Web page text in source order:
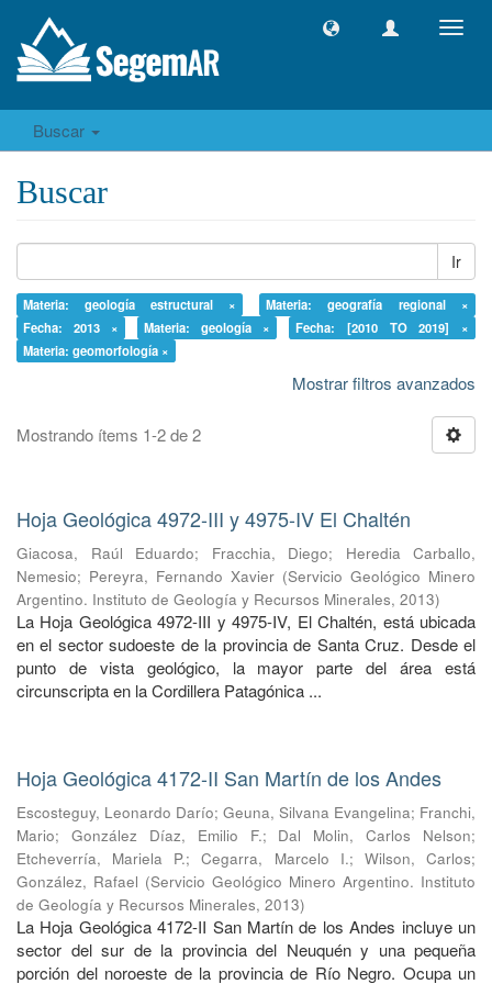
Buscar
Buscar
Ir
Materia: geología estructural ×
Materia: geografía regional ×
Fecha: 2013 ×
Materia: geología ×
Fecha: [2010 TO 2019] ×
Materia: geomorfología ×
Mostrar filtros avanzados
Mostrando ítems 1-2 de 2
Hoja Geológica 4972-III y 4975-IV El Chaltén
Giacosa, Raúl Eduardo; Fracchia, Diego; Heredia Carballo,
Nemesio; Pereyra, Fernando Xavier (Servicio Geológico Minero
Argentino. Instituto de Geología y Recursos Minerales, 2013)
La Hoja Geológica 4972-III y 4975-IV, El Chaltén, está ubicada
en el sector sudoeste de la provincia de Santa Cruz. Desde el
punto de vista geológico, la mayor parte del área está
circunscripta en la Cordillera Patagónica ...
Hoja Geológica 4172-II San Martín de los Andes
Escosteguy, Leonardo Darío; Geuna, Silvana Evangelina; Franchi,
Mario; González Díaz, Emilio F.; Dal Molin, Carlos Nelson;
Etcheverría, Mariela P.;Cegarra, Marcelo I.; Wilson, Carlos;
González, Rafael (Servicio Geológico Minero Argentino. Instituto
de Geología y Recursos Minerales, 2013)
La Hoja Geológica 4172-II San Martín de los Andes incluye un
sector del sur de la provincia del Neuquén y una pequeña
porción del noroeste de la provincia de Río Negro. Ocupa un